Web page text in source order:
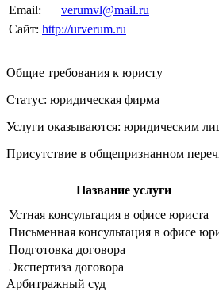
Email:
verumvl@mail.ru
Сайт: http://urverum.ru
Общие требования к юристу
Статус: юридическая фирма
Услуги оказываются: юридическим
Присутствие в общепризнанном
Название услуги
Устная консультация в офисе юриста
Письменная консультация в офисе
Подготовка договора
Экспертиза договора
Арбитражный суд